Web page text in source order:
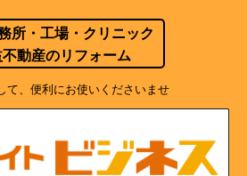
所・工場・クリニック
動産のリフォーム
て、便利にお使いくださいませ